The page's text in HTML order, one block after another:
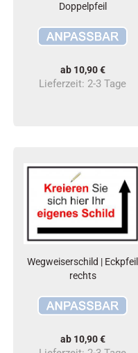
Doppelpfeil
ab 10,90 €
Lieferzeit: 2-3 Tage
Wegweiserschild | Eckpfeil
rechts
ab 10,90 €